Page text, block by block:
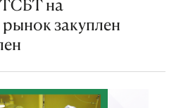
на
закуплен